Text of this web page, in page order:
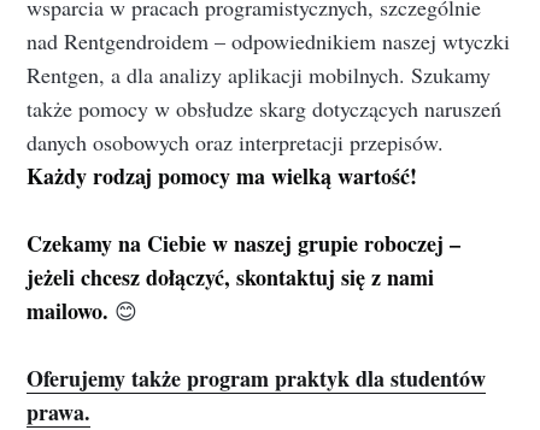
wsparcia w pracach programistycznych, szczególnie
nad Rentgendroidem – odpowiednikiem naszej wtyczki
Rentgen, a dla analizy aplikacji mobilnych. Szukamy
także pomocy w obsłudze skarg dotyczących naruszeń
danych osobowych oraz interpretacji przepisów.
Każdy rodzaj pomocy ma wielką wartość!
Czekamy na Ciebie w naszej grupie roboczej –
jeżeli chcesz dołączyć, skontaktuj się z nami
mailowo. 😊
Oferujemy także program praktyk dla studentów
prawa.